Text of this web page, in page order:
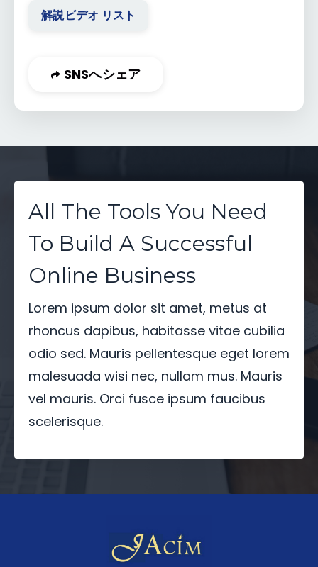
解説ビデオ リスト
SNSへシェア
All The Tools You Need
To Build A Successful
Online Business
Lorem ipsum dolor sit amet, metus at
rhoncus dapibus, habitasse vitae cubilia
odio sed. Mauris pellentesque eget lorem
malesuada wisi nec, nullam mus. Mauris
vel mauris. Orci fusce ipsum faucibus
scelerisque.